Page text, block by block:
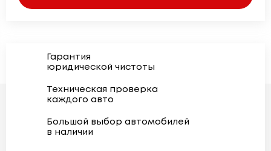
Гарантия
юридической чистоты
Техническая проверка
каждого авто
Большой выбор автомобилей
в наличии